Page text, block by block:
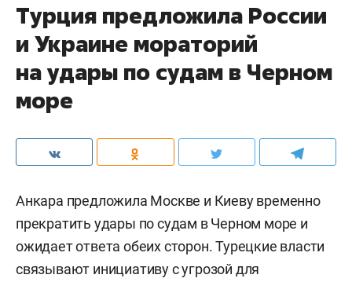
Турция предложила России
и Украине мораторий
на удары по судам в Черном
море
Анкара предложила Москве и Киеву временно
прекратить удары по судам в Черном море и
ожидает ответа обеих сторон. Турецкие власти
связывают инициативу с угрозой для